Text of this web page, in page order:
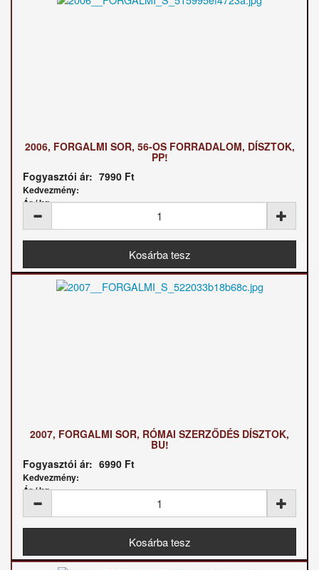
2006, FORGALMI SOR, 56-OS FORRADALOM, DÍSZTOK,
PP!
Fogyasztói ár: 7990 Ft
Kedvezmény:
Ár / kg:
2007, FORGALMI SOR, RÓMAI SZERZŐDÉS DÍSZTOK,
BU!
Fogyasztói ár: 6990 Ft
Kedvezmény:
Ár / kg: